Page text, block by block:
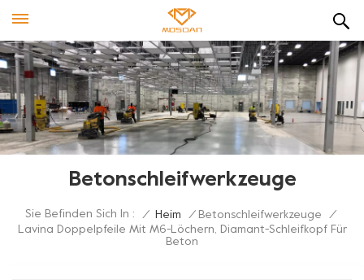
Betonschleifwerkzeuge
Sie Befinden Sich In : / Heim / Betonschleifwerkzeuge
/
Lavina Doppelpfeile Mit M6-Löchern, Diamant-Schleifkopf Für
Beton